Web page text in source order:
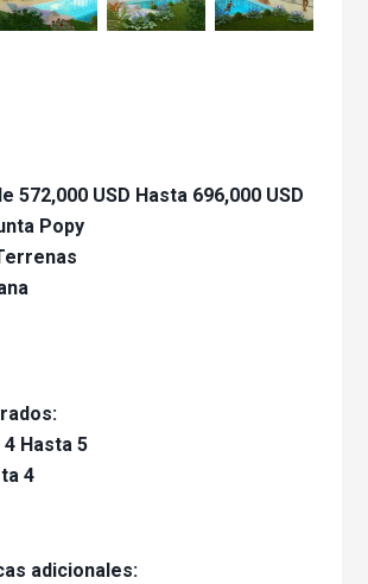
572,000 USD Hasta 696,000 USD
Popy
4 Hasta 5
4
adicionales: